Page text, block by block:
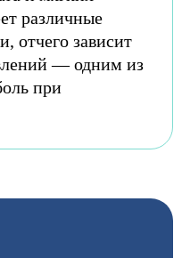
различные
отчего зависит
— одним из
при